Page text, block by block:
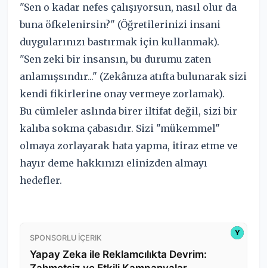
"Sen o kadar nefes çalışıyorsun, nasıl olur da
buna öfkelenirsin?" (Öğretilerinizi insani
duygularınızı bastırmak için kullanmak).
"Sen zeki bir insansın, bu durumu zaten
anlamışsındır..." (Zekânıza atıfta bulunarak sizi
kendi fikirlerine onay vermeye zorlamak).
Bu cümleler aslında birer iltifat değil, sizi bir
kalıba sokma çabasıdır. Sizi "mükemmel"
olmaya zorlayarak hata yapma, itiraz etme ve
hayır deme hakkınızı elinizden almayı
hedefler.